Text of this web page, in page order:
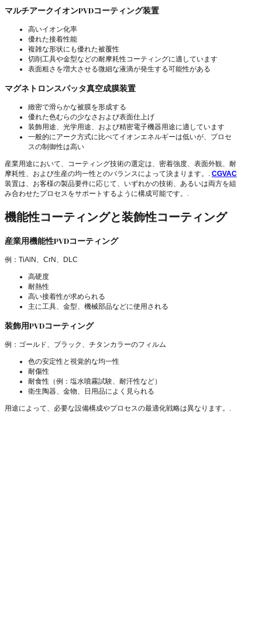
マルチアークイオンPVDコーティング装置
高いイオン化率
優れた接着性能
複雑な形状にも優れた被覆性
切削工具や金型などの耐摩耗性コーティングに適しています
表面粗さを増大させる微細な液滴が発生する可能性がある
マグネトロンスパッタ真空成膜装置
緻密で滑らかな被膜を形成する
優れた色むらの少なさおよび表面仕上げ
装飾用途、光学用途、および精密電子機器用途に適しています
一般的にアーク方式に比べてイオンエネルギーは低いが、プロセ
スの制御性は高い
産業用途において、コーティング技術の選定は、密着強度、表面外観、耐
摩耗性、および生産の均一性とのバランスによって決まります。. CGVAC
装置は、お客様の製品要件に応じて、いずれかの技術、あるいは両方を組
み合わせたプロセスをサポートするように構成可能です。.
機能性コーティングと装飾性コーティング
産業用機能性PVDコーティング
例：TiAlN、CrN、DLC
高硬度
耐熱性
高い接着性が求められる
主に工具、金型、機械部品などに使用される
装飾用PVDコーティング
例：ゴールド、ブラック、チタンカラーのフィルム
色の安定性と視覚的な均一性
耐傷性
耐食性（例：塩水噴霧試験、耐汗性など）
衛生陶器、金物、日用品によく見られる
用途によって、必要な設備構成やプロセスの最適化戦略は異なります。.